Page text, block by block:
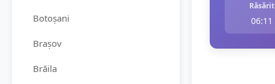
Botoșani
Brașov
Brăila
Răsărit
06:11